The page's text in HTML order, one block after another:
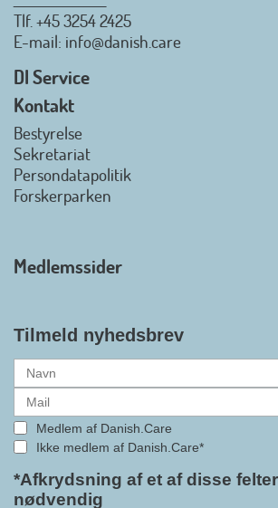
Danish.Care - Branchen for
hjælpemidler og
Danish.Care fra den 01. juli
officielt kan kalde sig for
medlemsforening i DI -
gennemslagskraft og skabe
hjælpemidler samt give
medlemmerne adgang til
alle formaliteterne nu er
i samarbejdet mellem
Danish.Care og DI glæder
bestyrelsesleder i
Claus Ipsen. Han betragter
Tlf. +45 3254 2425
E-mail: info@danish.care
DI Service
Kontakt
Bestyrelse
Sekretariat
Persondatapolitik
Forskerparken
Medlemssider
Tilmeld nyhedsbrev
Medlem af Danish.Care
Ikke medlem af Danish.Care*
*Afkrydsning af et af disse
nødvendig